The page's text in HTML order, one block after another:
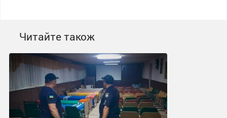
Читайте також